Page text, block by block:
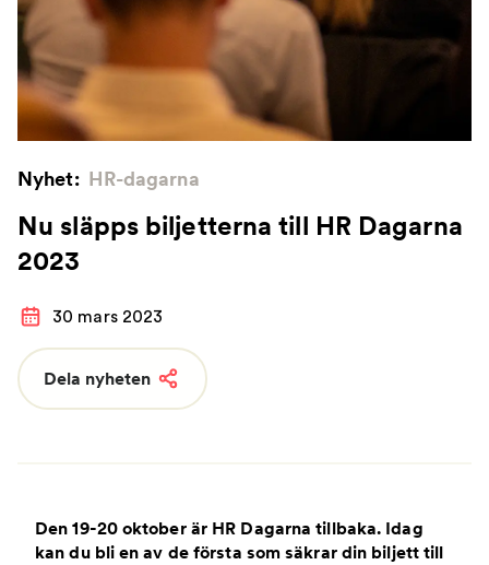
Nyhet: HR-dagarna
Nu släpps biljetterna till HR Dagarna
2023
30 mars 2023
Dela nyheten
Den 19-20 oktober är HR Dagarna tillbaka. Idag
kan du bli en av de första som säkrar din biljett till